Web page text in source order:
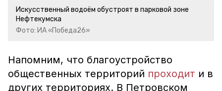
Искусственный водоём обустроят в парковой зоне
Нефтекумска
Фото: ИА «Победа26»
Напомним, что благоустройство
общественных территорий проходит и в
других территориях. В Петровском